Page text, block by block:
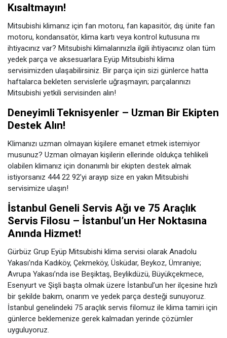
Kısaltmayın!
Mitsubishi klimanız için fan motoru, fan kapasitör, dış ünite fan
motoru, kondansatör, klima kartı veya kontrol kutusuna mı
ihtiyacınız var? Mitsubishi klimalarınızla ilgili ihtiyacınız olan tüm
yedek parça ve aksesuarlara Eyüp Mitsubishi klima
servisimizden ulaşabilirsiniz. Bir parça için sizi günlerce hatta
haftalarca bekleten servislerle uğraşmayın; parçalarınızı
Mitsubishi yetkili servisinden alın!
Deneyimli Teknisyenler – Uzman Bir Ekipten
Destek Alın!
Klimanızı uzman olmayan kişilere emanet etmek istemiyor
musunuz? Uzman olmayan kişilerin ellerinde oldukça tehlikeli
olabilen klimanız için donanımlı bir ekipten destek almak
istiyorsanız 444 22 92’yi arayıp size en yakın Mitsubishi
servisimize ulaşın!
İstanbul Geneli Servis Ağı ve 75 Araçlık
Servis Filosu – İstanbul’un Her Noktasına
Anında Hizmet!
Gürbüz Grup Eyüp Mitsubishi klima servisi olarak Anadolu
Yakası’nda Kadıköy, Çekmeköy, Üsküdar, Beykoz, Ümraniye;
Avrupa Yakası’nda ise Beşiktaş, Beylikdüzü, Büyükçekmece,
Esenyurt ve Şişli başta olmak üzere İstanbul’un her ilçesine hızlı
bir şekilde bakım, onarım ve yedek parça desteği sunuyoruz.
İstanbul genelindeki 75 araçlık servis filomuz ile klima tamiri için
günlerce beklemenize gerek kalmadan yerinde çözümler
uyguluyoruz.